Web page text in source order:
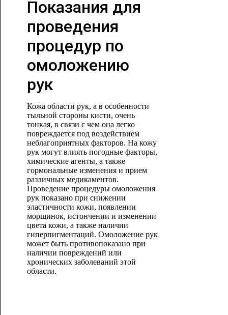
Показания для
проведения
процедур по
омоложению
рук
Кожа области рук, а в особенности
тыльной стороны кисти, очень
тонкая, в связи с чем она легко
повреждается под воздействием
неблагоприятных факторов. На кожу
рук могут влиять погодные факторы,
химические агенты, а также
гормональные изменения и прием
различных медикаментов.
Проведение процедуры омоложения
рук показано при снижении
эластичности кожи, появлении
морщинок, истончении и изменении
цвета кожи, а также наличии
гиперпигментаций. Омоложение рук
может быть противопоказано при
наличии повреждений или
хронических заболеваний этой
области.